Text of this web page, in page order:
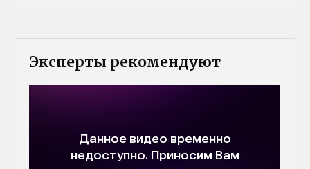
Эксперты рекомендуют